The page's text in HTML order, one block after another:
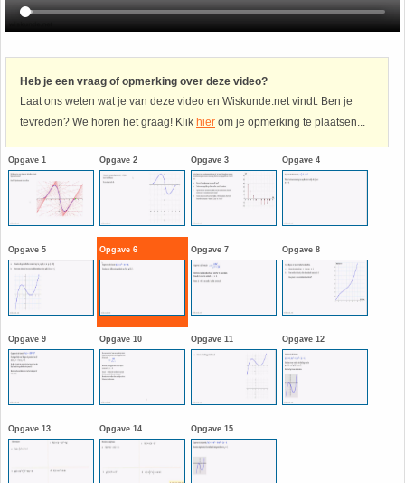
Heb je een vraag of opmerking over deze video?
Laat ons weten wat je van deze video en Wiskunde.net vindt. Ben je
tevreden? We horen het graag! Klik hier om je opmerking te plaatsen...
Opgave 1 Opgave 2 Opgave 3 Opgave 4
Opgave 5 Opgave 6 Opgave 7 Opgave 8
Opgave 9 Opgave 10 Opgave 11 Opgave 12
Opgave 13 Opgave 14 Opgave 15
Havo
HAVO 4A - Hoofdstuk 5 - Lineaire verbanden
HAVO 4B - Hoofdstuk 4 - Werken met formules
HAVO 4B - Hoofdstuk 5 - Machten, exponenten
en logaritmen
HAVO 4B - Hoofdstuk 6 - De afgeleide functie
HAVO 5B - Hoofdstuk 7 - Lijnen en cirkels
HAVO 5B - Hoofdstuk 8 - Goniometrie
HAVO 5B - Hoofdstuk 9 - Exponentiële verbanden
HAVO 5B - Hoofdstuk 10 - Meetkundige
berekeningen
9. Het getal van Euler
10. Inhoud bol
11. Inhoud cilinder
12. Inhoud kegel
13. Inhoud piramide
14. Inhoud prisma
15. Lijn door 2 gegeven punten
16. Logaritmen
17. Machten
18. Matrices